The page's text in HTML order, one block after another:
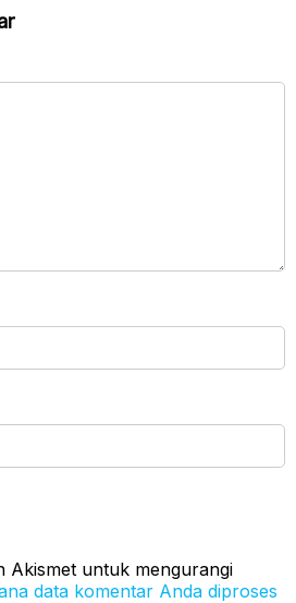
Akismet untuk mengurangi
data komentar Anda diproses